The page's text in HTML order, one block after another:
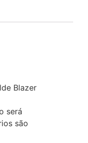
Blazer
será
são